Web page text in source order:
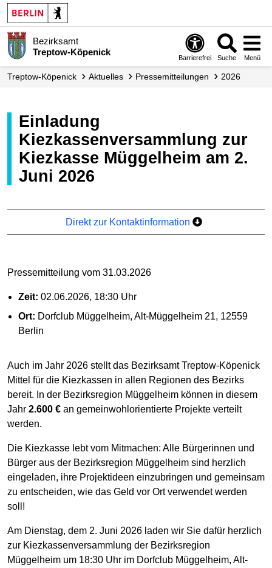
Bezirksamt
Treptow-Köpenick
Barrierefrei Suche Menü
Treptow-Köpenick Aktuelles Presse­mitteilungen 2026
Einladung
Kiezkassenversammlung zur
Kiezkasse Müggelheim am 2.
Juni 2026
Direkt zur Kontaktinformation
Pressemitteilung vom 31.03.2026
Zeit: 02.06.2026, 18:30 Uhr
Ort: Dorfclub Müggelheim, Alt-Müggelheim 21, 12559
Berlin
Auch im Jahr 2026 stellt das Bezirksamt Treptow-Köpenick
Mittel für die Kiezkassen in allen Regionen des Bezirks
bereit. In der Bezirksregion Müggelheim können in diesem
Jahr 2.600 € an gemeinwohlorientierte Projekte verteilt
werden.
Die Kiezkasse lebt vom Mitmachen: Alle Bürgerinnen und
Bürger aus der Bezirksregion Müggelheim sind herzlich
eingeladen, ihre Projektideen einzubringen und gemeinsam
zu entscheiden, wie das Geld vor Ort verwendet werden
soll!
Am Dienstag, dem 2. Juni 2026 laden wir Sie dafür herzlich
zur Kiezkassenversammlung der Bezirksregion
Müggelheim um 18:30 Uhr im Dorfclub Müggelheim, Alt-